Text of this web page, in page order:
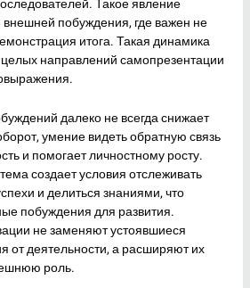
Такое явление
побуждения, где важен не
итога. Такая динамика
направлений самопрезентации
далеко не всегда снижает
умение видеть обратную связь
и помогает личностному росту.
создает условия отслеживать
и делиться знаниями, что
побуждения для развития.
не заменяют устоявшиеся
от деятельности, а расширяют их
роль.